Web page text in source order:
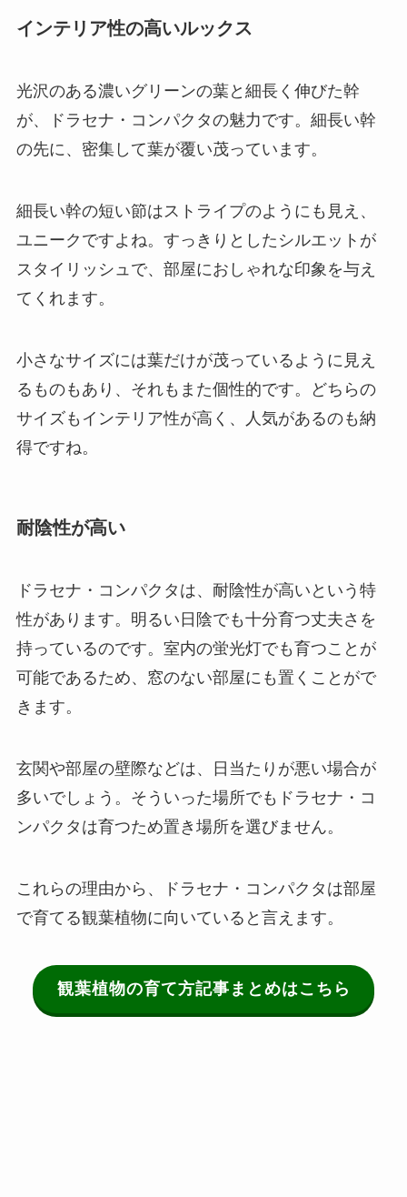
インテリア性の高いルックス
光沢のある濃いグリーンの葉と細長く伸びた幹
が、ドラセナ・コンパクタの魅力です。細長い幹
の先に、密集して葉が覆い茂っています。
細長い幹の短い節はストライプのようにも見え、
ユニークですよね。 すっきりとしたシルエットが
スタイリッシュで、部屋におしゃれな印象を与え
てくれます。
小さなサイズには葉だけが茂っているように見え
るものもあり、それもまた個性的です。どちらの
サイズもインテリア性が高く、人気があるのも納
得ですね。
耐陰性が高い
ドラセナ・コンパクタは、耐陰性が高いという特
性があります。 明るい日陰でも十分育つ丈夫さを
持っているのです。 室内の蛍光灯でも育つことが
可能であるため、窓のない部屋にも置くことがで
きます。
玄関や部屋の壁際などは、日当たりが悪い場合が
多いでしょう。そういった場所でもドラセナ・コ
ンパクタは育つため置き場所を選びません。
これらの理由から、ドラセナ・コンパクタは部屋
で育てる観葉植物に向いていると言えます。
観葉植物の育て方記事まとめはこちら